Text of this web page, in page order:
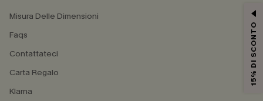
Misura Delle Dimensioni
Faqs
Contattateci
Carta Regalo
Klarna
15% DI SCONTO